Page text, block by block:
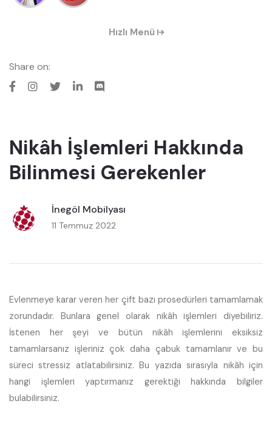
Hızlı Menü
Share on:
Nikâh İşlemleri Hakkında
Bilinmesi Gerekenler
İnegöl Mobilyası
11 Temmuz 2022
Evlenmeye karar veren her çift bazı prosedürleri tamamlamak
zorundadır. Bunlara genel olarak nikâh işlemleri diyebiliriz.
İstenen her şeyi ve bütün nikâh işlemlerini eksiksiz
tamamlarsanız işleriniz çok daha çabuk tamamlanır ve bu
süreci stressiz atlatabilirsiniz. Bu yazıda sırasıyla nikâh için
hangi işlemleri yaptırmanız gerektiği hakkında bilgiler
bulabilirsiniz.